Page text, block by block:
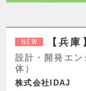
NEW 【兵
設計・開発エン
体）
株式会社IDAJ